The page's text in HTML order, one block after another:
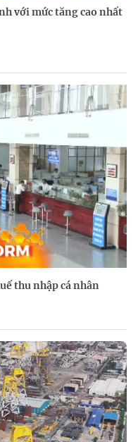
với mức tăng cao nhất
thu nhập cá nhân